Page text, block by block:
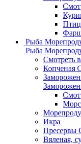
Рыба
Рыба
Смотреть
Копченая
Икра
Пресервы
Вяленая,